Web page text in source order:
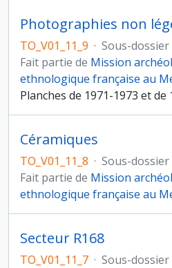
Photographies non
TO_V01_11_9 · Sous-dossier
Fait partie de Mission
ethnologique française au
Planches de 1971-1973 et de
Céramiques
TO_V01_11_8 · Sous-dossier
Fait partie de Mission
ethnologique française au
Secteur R168
TO_V01_11_7 · Sous-dossier